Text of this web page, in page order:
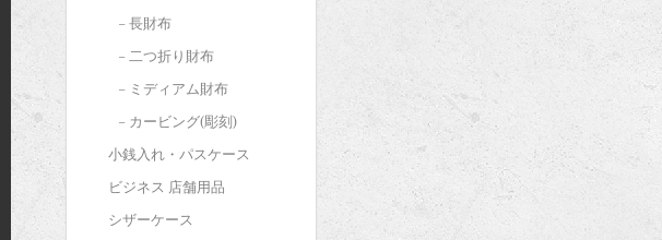
– 長財布
– 二つ折り財布
– ミディアム財布
– カービング(彫刻)
小銭入れ・パスケース
ビジネス 店舗用品
シザーケース